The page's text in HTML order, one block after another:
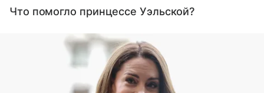
Что помогло принцессе Уэльской?